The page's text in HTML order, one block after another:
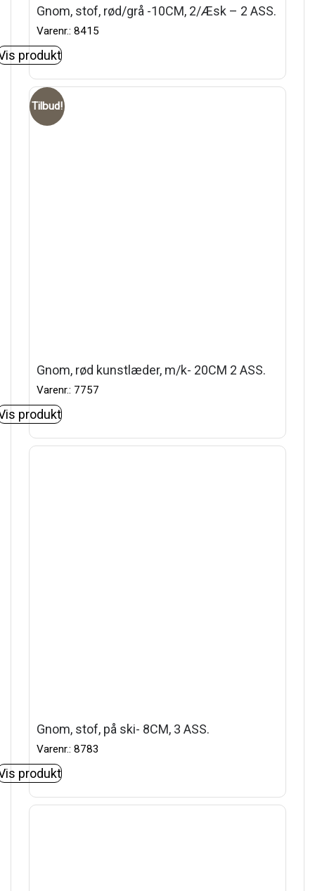
Gnom, stof, rød/grå -10CM, 2/Æsk – 2 ASS.
Varenr.: 8415
produkt
Tilbud!
Gnom, rød kunstlæder, m/k- 20CM 2 ASS.
Varenr.: 7757
produkt
Gnom, stof, på ski- 8CM, 3 ASS.
Varenr.: 8783
produkt